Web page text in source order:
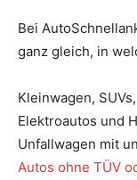
Bei
ganz gleich, in
Kleinwagen,
Elektroautos und
Unfallwagen mit
Autos ohne TÜV